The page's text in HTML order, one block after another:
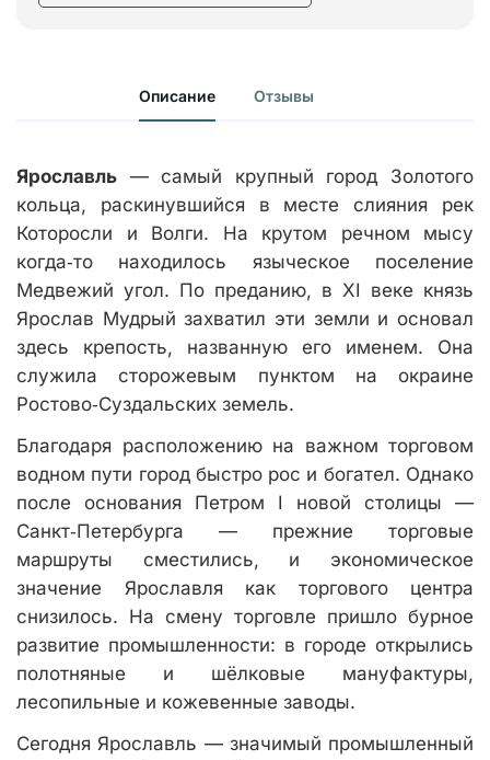
Описание Отзывы
Ярославль — самый крупный город Золотого
кольца, раскинувшийся в месте слияния рек
Которосли и Волги. На крутом речном мысу
когда‑то находилось языческое поселение
Медвежий угол. По преданию, в XI веке князь
Ярослав Мудрый захватил эти земли и основал
здесь крепость, названную его именем. Она
служила сторожевым пунктом на окраине
Ростово‑Суздальских земель.
Благодаря расположению на важном торговом
водном пути город быстро рос и богател. Однако
после основания Петром I новой столицы —
Санкт‑Петербурга — прежние торговые
маршруты сместились, и экономическое
значение Ярославля как торгового центра
снизилось. На смену торговле пришло бурное
развитие промышленности: в городе открылись
полотняные и шёлковые мануфактуры,
лесопильные и кожевенные заводы.
Сегодня Ярославль — значимый промышленный